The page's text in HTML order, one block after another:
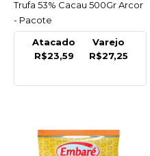
Trufa 53% Cacau 500Gr Arcor
- Pacote
Atacado
R$23,59
Varejo
R$27,25